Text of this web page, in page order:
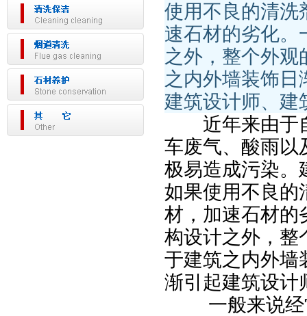
使用不良的清洗
速石材的劣化。
之外，整个外
之内外墙装饰
建筑设计师、建
近年来由于自
车废气、酸雨以
极易造成污染。
如果使用不良的
材，加速石材的
构设计之外，整
于建筑之内外墙
渐引起建筑设计
一般来说